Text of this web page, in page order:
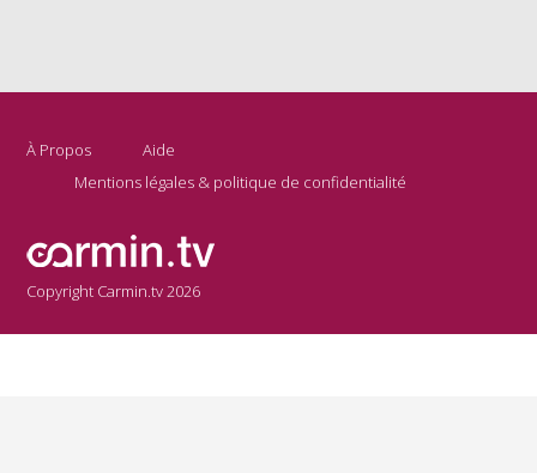
À Propos
Aide
Mentions légales & politique de confidentialité
Copyright Carmin.tv 2026